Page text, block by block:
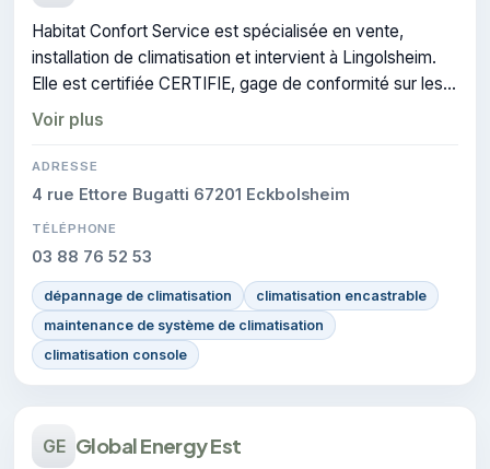
Habitat Confort Service est spécialisée en vente,
installation de climatisation et intervient à Lingolsheim.
Elle est certifiée CERTIFIE, gage de conformité sur les
interventions réalisées.
Voir plus
ADRESSE
4 rue Ettore Bugatti 67201 Eckbolsheim
TÉLÉPHONE
03 88 76 52 53
dépannage de climatisation
climatisation encastrable
maintenance de système de climatisation
climatisation console
GE Global Energy Est